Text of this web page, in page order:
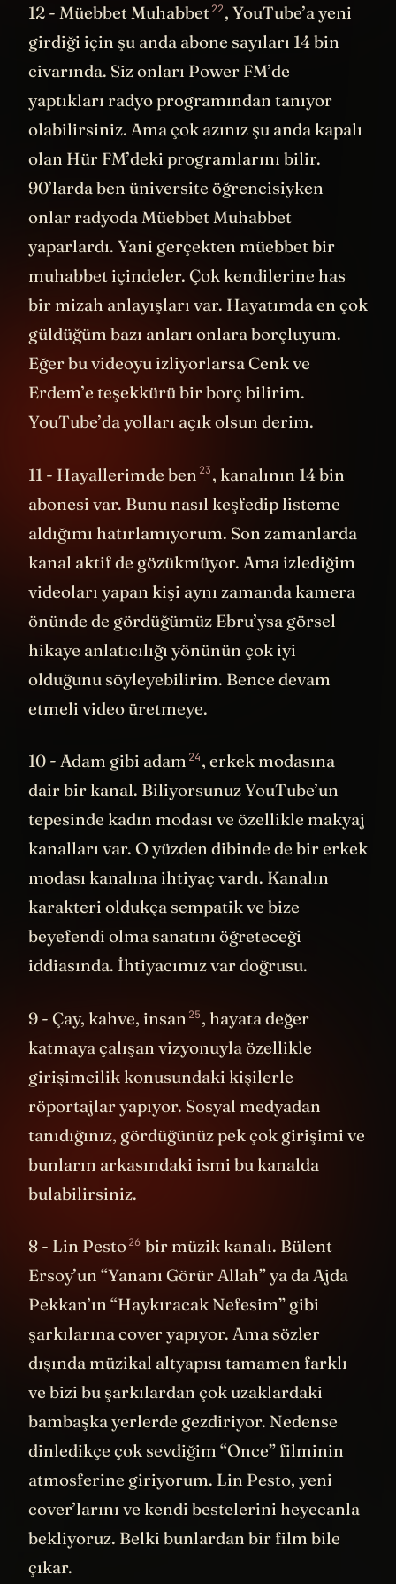
12 - Müebbet Muhabbet22, YouTube’a yeni
girdiği için şu anda abone sayıları 14 bin
civarında. Siz onları Power FM’de
yaptıkları radyo programından tanıyor
olabilirsiniz. Ama çok azınız şu anda kapalı
olan Hür FM’deki programlarını bilir.
90’larda ben üniversite öğrencisiyken
onlar radyoda Müebbet Muhabbet
yaparlardı. Yani gerçekten müebbet bir
muhabbet içindeler. Çok kendilerine has
bir mizah anlayışları var. Hayatımda en çok
güldüğüm bazı anları onlara borçluyum.
Eğer bu videoyu izliyorlarsa Cenk ve
Erdem’e teşekkürü bir borç bilirim.
YouTube’da yolları açık olsun derim.
11 - Hayallerimde ben 23, kanalının 14 bin
abonesi var. Bunu nasıl keşfedip listeme
aldığımı hatırlamıyorum. Son zamanlarda
kanal aktif de gözükmüyor. Ama izlediğim
videoları yapan kişi aynı zamanda kamera
önünde de gördüğümüz Ebru’ysa görsel
hikaye anlatıcılığı yönünün çok iyi
olduğunu söyleyebilirim. Bence devam
etmeli video üretmeye.
10 - Adam gibi adam 24, erkek modasına
dair bir kanal. Biliyorsunuz YouTube’un
tepesinde kadın modası ve özellikle makyaj
kanalları var. O yüzden dibinde de bir erkek
modası kanalına ihtiyaç vardı. Kanalın
karakteri oldukça sempatik ve bize
beyefendi olma sanatını öğreteceği
iddiasında. İhtiyacımız var doğrusu.
9 - Çay, kahve, insan 25, hayata değer
katmaya çalışan vizyonuyla özellikle
girişimcilik konusundaki kişilerle
röportajlar yapıyor. Sosyal medyadan
tanıdığınız, gördüğünüz pek çok girişimi ve
bunların arkasındaki ismi bu kanalda
bulabilirsiniz.
8 - Lin Pesto26 bir müzik kanalı. Bülent
Ersoy’un “Yananı Görür Allah” ya da Ajda
Pekkan’ın “Haykıracak Nefesim” gibi
şarkılarına cover yapıyor. Ama sözler
dışında müzikal altyapısı tamamen farklı
ve bizi bu şarkılardan çok uzaklardaki
bambaşka yerlerde gezdiriyor. Nedense
dinledikçe çok sevdiğim “Once” filminin
atmosferine giriyorum. Lin Pesto, yeni
cover’larını ve kendi bestelerini heyecanla
bekliyoruz. Belki bunlardan bir film bile
çıkar.